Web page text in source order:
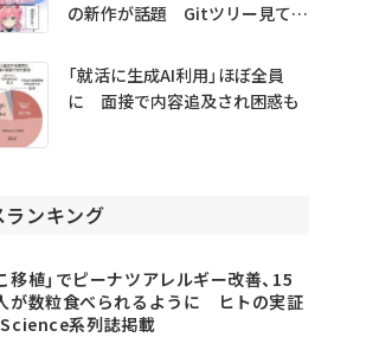
の新作が話題 Gitツリー見てガ
「就活に生成AI利用」ほぼ全員
に 面接で内容追及され困惑も
ランキング
移植」でピーナツアレルギー改善、15
が数粒食べられるように ヒトの実証
系列誌掲載